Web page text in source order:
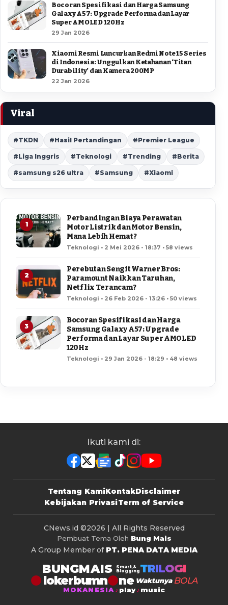
Bocoran Spesifikasi dan Harga Samsung
Galaxy A57: Upgrade Performa dan Layar
Super AMOLED 120Hz
29 Jan 2026
Xiaomi Resmi Luncurkan Redmi Note 15 Series
di Indonesia: Unggulkan Ketahanan ‘Titan
Durability’ dan Kamera 200MP
22 Jan 2026
Viral
#TKDN #Hasil Pertandingan #Premier League
#Liga Inggris #Teknologi #Trending #Berita
#samsung s26 ultra #Samsung #Xiaomi
1
Perbandingan Biaya Perawatan
Motor Listrik dan Motor Bensin,
Mana Lebih Hemat?
Teknologi • 2 Mei 2026 - 18:37 • 58 views
2
Perebutan Sengit Warner Bros:
Paramount Naikkan Taruhan,
Netflix Terancam?
Teknologi • 26 Feb 2026 - 13:26 • 50 views
3
Bocoran Spesifikasi dan Harga
Samsung Galaxy A57: Upgrade
Performa dan Layar Super AMOLED
120Hz
Teknologi • 29 Jan 2026 - 18:29 • 48 views
Ikuti kami di:
Tentang KamiKontakDisclaimer
Kebijakan PrivasiTerm of Service
CNews.id ©2026 | All Rights Reserved
Pembuat Tema Oleh Bung Mais
A Group Member of PT. PENA DATA MEDIA
BUNGMAIS
Smart &
Blogging TRILOGI
lokerbumn Waktunya BOLA
MOKANESIA play music